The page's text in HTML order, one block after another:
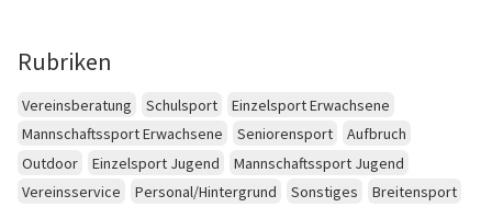
Rubriken
Vereinsberatung Schulsport
Einzelsport Erwachsene
Mannschaftssport Erwachsene
Seniorensport
Aufbruch
Outdoor
Einzelsport Jugend
Mannschaftssport Jugend
Vereinsservice
Personal/Hintergrund Sonstiges
Breitensport